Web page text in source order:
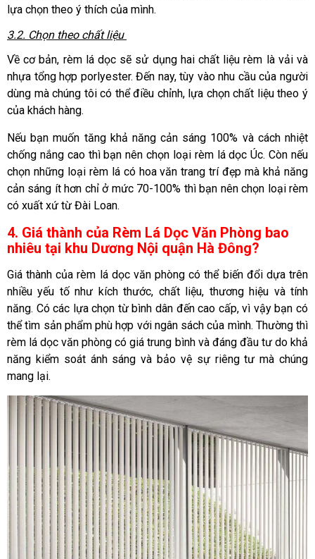
lựa chọn theo ý thích của mình.
3.2. Chọn theo chất liệu
Về cơ bản, rèm lá dọc sẽ sử dụng hai chất liệu rèm là vải và
nhựa tổng hợp porlyester. Đến nay, tùy vào nhu cầu của người
dùng mà chúng tôi có thể điều chỉnh, lựa chọn chất liệu theo ý
của khách hàng.
Nếu bạn muốn tăng khả năng cản sáng 100% và cách nhiệt
chống nắng cao thì bạn nên chọn loại rèm lá dọc Úc. Còn nếu
chọn những loại rèm lá có hoa văn trang trí đẹp mà khả năng
cản sáng ít hơn chỉ ở mức 70-100% thì bạn nên chọn loại rèm
có xuất xứ từ Đài Loan.
4. Giá thành của Rèm Lá Dọc Văn Phòng bao
nhiêu tại khu Dương Nội quận Hà Đông?
Giá thành của rèm lá dọc văn phòng có thể biến đổi dựa trên
nhiều yếu tố như kích thước, chất liệu, thương hiệu và tính
năng. Có các lựa chọn từ bình dân đến cao cấp, vì vậy bạn có
thể tìm sản phẩm phù hợp với ngân sách của mình. Thường thì
rèm lá dọc văn phòng có giá trung bình và đáng đầu tư do khả
năng kiểm soát ánh sáng và bảo vệ sự riêng tư mà chúng
mang lại.